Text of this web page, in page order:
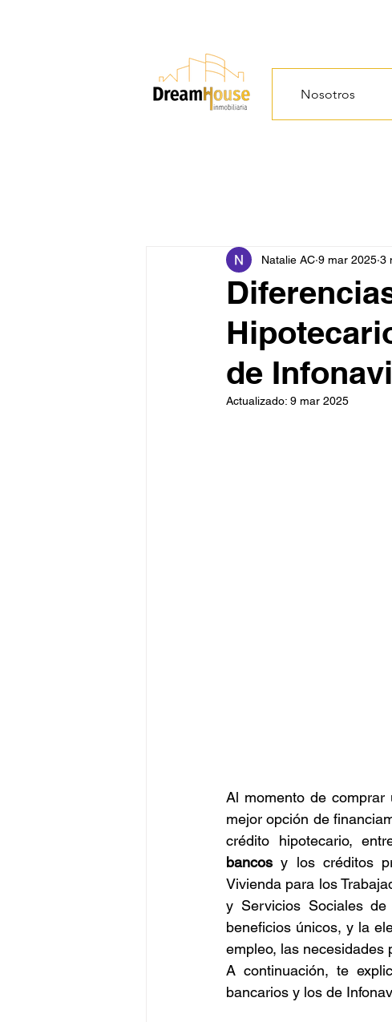
Nosotros
de
Natalie AC 9 mar 2025 3
Actualizado: 9 mar 2025
Al momento de
mejor opción de
bancos y los créditos
Vivienda para los
y Servicios Sociales
beneficios únicos, y la
empleo, las necesidades
A continuación, te
bancarios y los de